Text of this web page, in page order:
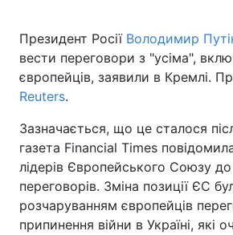
Президент Росії Володимир
вести переговори з "усіма",
європейців, заявили в Кремлі.
Reuters.
Зазначається, що це сталося
газета Financial Times
лідерів Європейського Союзу до
переговорів. Зміна позиції ЄС
розчаруванням європейців
припинення війни в Україні, які